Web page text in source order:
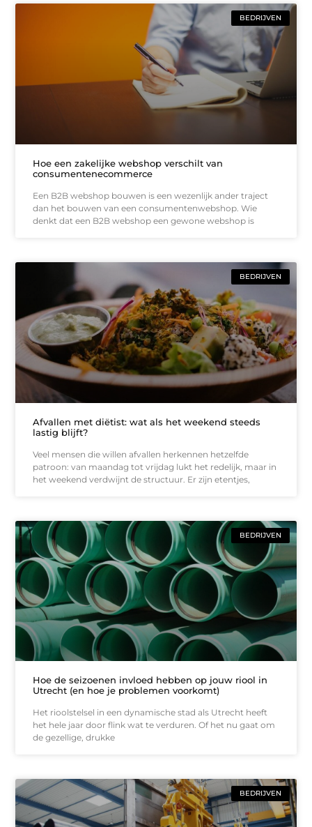
BEDRIJVEN
Hoe een zakelijke webshop verschilt van
consumentenecommerce
Een B2B webshop bouwen is een wezenlijk ander traject
dan het bouwen van een consumentenwebshop. Wie
denkt dat een B2B webshop een gewone webshop is
BEDRIJVEN
Afvallen met diëtist: wat als het weekend steeds
lastig blijft?
Veel mensen die willen afvallen herkennen hetzelfde
patroon: van maandag tot vrijdag lukt het redelijk, maar in
het weekend verdwijnt de structuur. Er zijn etentjes,
BEDRIJVEN
Hoe de seizoenen invloed hebben op jouw riool in
Utrecht (en hoe je problemen voorkomt)
Het rioolstelsel in een dynamische stad als Utrecht heeft
het hele jaar door flink wat te verduren. Of het nu gaat om
de gezellige, drukke
BEDRIJVEN